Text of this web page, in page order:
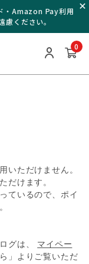
・Amazon Pay利用
ください。
0
いただけません。
だけます。
ているので、ポイ
グは、 マイペー
」よりご覧いただ